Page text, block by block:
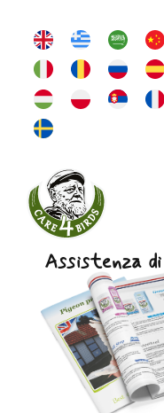
Assistenza